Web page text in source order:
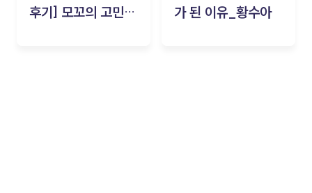
후기] 모꼬의 고민세
가 된 이유_황수아